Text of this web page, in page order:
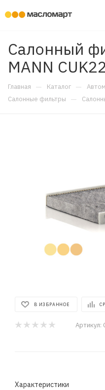
Салонный
MANN
Главная — Каталог —
Салонные фильтры —
В ИЗБРАННОЕ
Артикул:
Характеристики